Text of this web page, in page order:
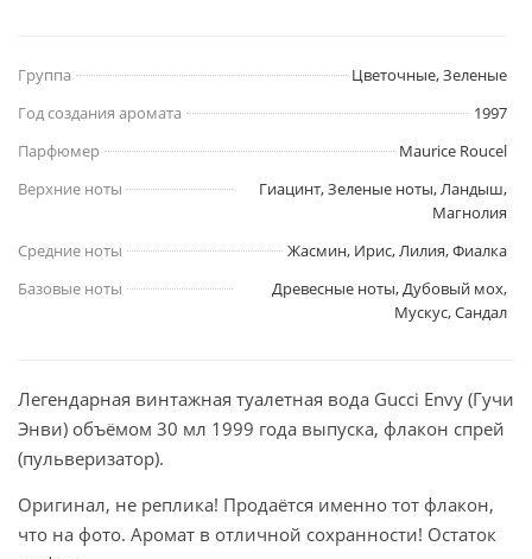
Группа
Цветочные, Зеленые
Год создания аромата
1997
Парфюмер
Maurice Roucel
Верхние ноты
Гиацинт, Зеленые ноты, Ландыш,
Магнолия
Средние ноты
Жасмин, Ирис, Лилия, Фиалка
Базовые ноты
Древесные ноты, Дубовый мох,
Мускус, Сандал
Легендарная винтажная туалетная вода Gucci Envy (Гучи
Энви) объёмом 30 мл 1999 года выпуска, флакон спрей
(пульверизатор).
Оригинал, не реплика! Продаётся именно тот флакон,
что на фото. Аромат в отличной сохранности! Остаток